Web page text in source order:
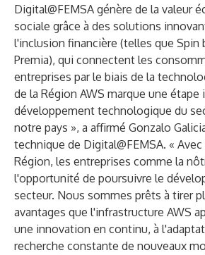
Digital@FEMSA génère de la valeur
sociale grâce à des solutions
l'inclusion financière (telles que Spin
Premia), qui connectent les
entreprises par le biais de la
de la Région AWS marque une
développement technologique du
notre pays », a affirmé Gonzalo
technique de Digital@FEMSA. «
Région, les entreprises comme la
l'opportunité de poursuivre le
secteur. Nous sommes prêts à tirer
avantages que l'infrastructure AWS
une innovation en continu, à
recherche constante de nouveaux